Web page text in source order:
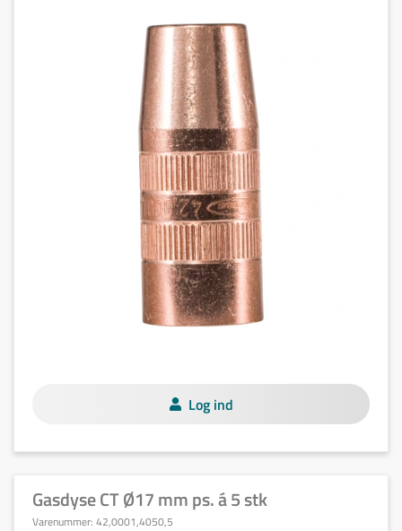
Log ind
Gasdyse CT Ø17 mm ps. á 5 stk
Varenummer: 42,0001,4050,5